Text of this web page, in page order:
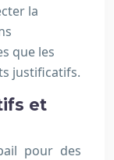
la
que les
justificatifs.
et
pour des